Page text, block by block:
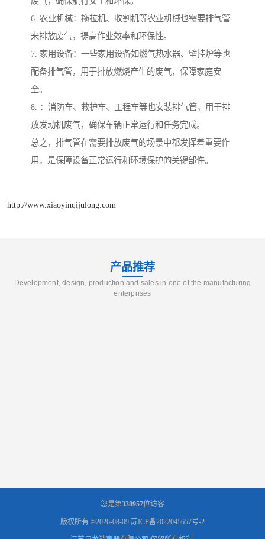
6. 农业机械：拖拉机、收割机等农业机械也需要排气管
来排放废气，提高作业效率和环保性。
7. 家用设备：一些家用设备如燃气热水器、壁挂炉等也
配备排气管，用于排放燃烧产生的废气，保障家庭安
全。
8. ：消防车、救护车、工程车等也安装排气管，用于排
放发动机废气，确保车辆正常运行和任务完成。
总之，排气管在需要排放废气的场景中都发挥着重要作
用，是保障设备正常运行和环境保护的关键部件。
http://www.xiaoyinqijulong.com
产品推荐
Development, design, production and sales in one of the manufacturing
enterprises
您是第338957位访客
版权所有 ©2026-08-09 苏ICP备2022045657号-2